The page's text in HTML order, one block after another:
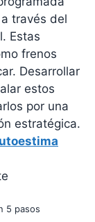
través del
Estas
frenos
Desarrollar
estos
por una
estratégica.
5 pasos